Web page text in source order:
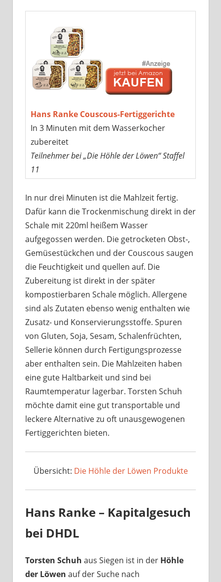
Hans Ranke Couscous-Fertiggerichte
In 3 Minuten mit dem Wasserkocher
zubereitet
Teilnehmer bei „Die Höhle der Löwen“ Staffel
11
In nur drei Minuten ist die Mahlzeit fertig.
Dafür kann die Trockenmischung direkt in der
Schale mit 220ml heißem Wasser
aufgegossen werden. Die getrocketen Obst-,
Gemüsestückchen und der Couscous saugen
die Feuchtigkeit und quellen auf. Die
Zubereitung ist direkt in der später
kompostierbaren Schale möglich. Allergene
sind als Zutaten ebenso wenig enthalten wie
Zusatz- und Konservierungsstoffe. Spuren
von Gluten, Soja, Sesam, Schalenfrüchten,
Sellerie können durch Fertigungsprozesse
aber enthalten sein. Die Mahlzeiten haben
eine gute Haltbarkeit und sind bei
Raumtemperatur lagerbar. Torsten Schuh
möchte damit eine gut transportable und
leckere Alternative zu oft unausgewogenen
Fertiggerichten bieten.
Übersicht: Die Höhle der Löwen Produkte
Hans Ranke – Kapitalgesuch
bei DHDL
Torsten Schuh aus Siegen ist in der Höhle
der Löwen auf der Suche nach